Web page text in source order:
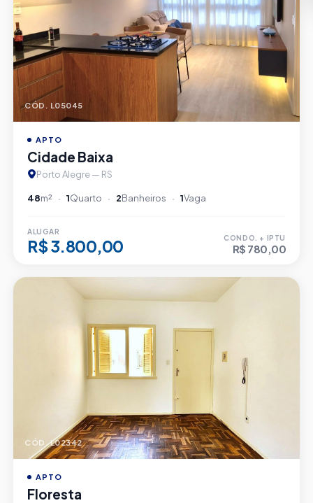
CÓD. L05045
APTO
Cidade Baixa
Porto Alegre — RS
48m² 1Quarto 2Banheiros 1Vaga
ALUGAR
R$ 3.800,00 CONDO. + IPTU
R$ 780,00
CÓD. L02342
APTO
Floresta